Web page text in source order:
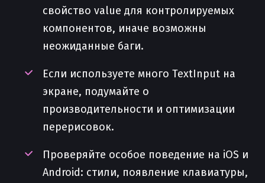
свойство value для контролируемых
компонентов, иначе возможны
неожиданные баги.
Если используете много TextInput на
экране, подумайте о
производительности и оптимизации
перерисовок.
Проверяйте особое поведение на iOS и
Android: стили, появление клавиатуры,